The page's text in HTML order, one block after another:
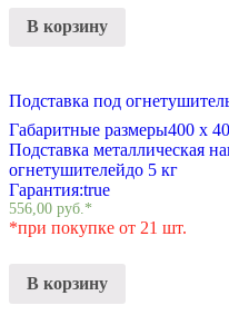
В корзину
Подставка под
Габаритные размеры400 х
Подставка металлическая
огнетушителейдо 5 кг
Гарантия:true
556,00 руб.*
*при покупке от 21 шт.
В корзину